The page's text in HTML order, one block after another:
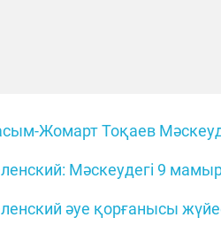
Жомарт Тоқаев
Мәскеудегі 9
әуе қорғанысы